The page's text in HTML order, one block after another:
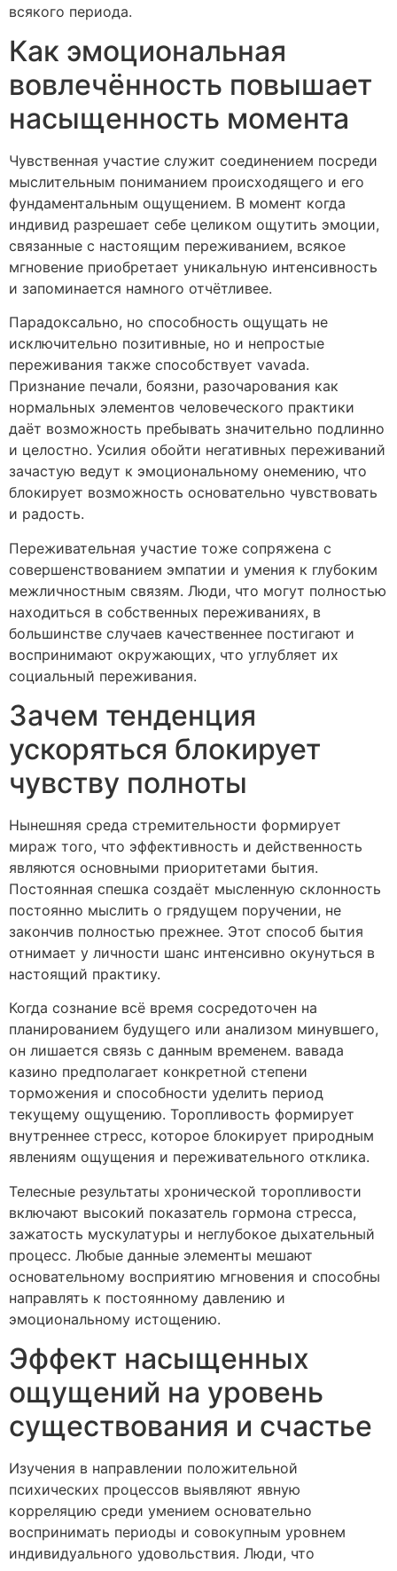
всякого периода.
Как эмоциональная
вовлечённость повышает
насыщенность момента
Чувственная участие служит соединением посреди
мыслительным пониманием происходящего и его
фундаментальным ощущением. В момент когда
индивид разрешает себе целиком ощутить эмоции,
связанные с настоящим переживанием, всякое
мгновение приобретает уникальную интенсивность
и запоминается намного отчётливее.
Парадоксально, но способность ощущать не
исключительно позитивные, но и непростые
переживания также способствует vavada.
Признание печали, боязни, разочарования как
нормальных элементов человеческого практики
даёт возможность пребывать значительно подлинно
и целостно. Усилия обойти негативных переживаний
зачастую ведут к эмоциональному онемению, что
блокирует возможность основательно чувствовать
и радость.
Переживательная участие тоже сопряжена с
совершенствованием эмпатии и умения к глубоким
межличностным связям. Люди, что могут полностью
находиться в собственных переживаниях, в
большинстве случаев качественнее постигают и
воспринимают окружающих, что углубляет их
социальный переживания.
Зачем тенденция
ускоряться блокирует
чувству полноты
Нынешняя среда стремительности формирует
мираж того, что эффективность и действенность
являются основными приоритетами бытия.
Постоянная спешка создаёт мысленную склонность
постоянно мыслить о грядущем поручении, не
закончив полностью прежнее. Этот способ бытия
отнимает у личности шанс интенсивно окунуться в
настоящий практику.
Когда сознание всё время сосредоточен на
планированием будущего или анализом минувшего,
он лишается связь с данным временем. вавада
казино предполагает конкретной степени
торможения и способности уделить период
текущему ощущению. Торопливость формирует
внутреннее стресс, которое блокирует природным
явлениям ощущения и переживательного отклика.
Телесные результаты хронической торопливости
включают высокий показатель гормона стресса,
зажатость мускулатуры и неглубокое дыхательный
процесс. Любые данные элементы мешают
основательному восприятию мгновения и способны
направлять к постоянному давлению и
эмоциональному истощению.
Эффект насыщенных
ощущений на уровень
существования и счастье
Изучения в направлении положительной
психических процессов выявляют явную
корреляцию среди умением основательно
воспринимать периоды и совокупным уровнем
индивидуального удовольствия. Люди, что